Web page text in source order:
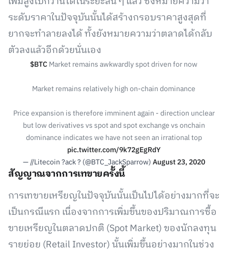
ระดับราคาในปัจจุบันนั้นได้สร้างกรอบราคาสูงสุดที่
ยากจะทำลายลงได้ ทั้งยังหมายความว่าตลาดได้กลับ
ตัวลงแล้วอีกด้วยนั่นเอง
$BTCMarket remains awkwardly spot driven for now
Market remains relatively high on-chain dominance
Price expansion is therefore imminent again - direction unclear
but low derivatives vs spot and spot exchange vs onchain
dominance indicates we have not seen an irrational top
pic.twitter.com/9k72gEgRdY
— //Litecoin ?ack ? (@BTC_JackSparrow)August 23, 2020
สัญญาณจากการเทขายครั้งนี้
การเทขายเหรียญในปัจจุบันนั้นเป็นไปได้อย่างมากที่จะ
เป็นกรณีแรก เนื่องจากการเพิ่มขึ้นของปริมาณการซื้อ
ขายเหรียญในตลาดปกติ (Spot Market) ของนักลงทุน
รายย่อย (Retail Investor) นั้นเพิ่มขึ้นอย่างมากในช่วง